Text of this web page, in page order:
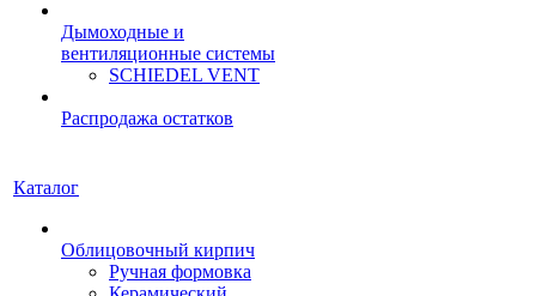
Дымоходные и
вентиляционные системы
SCHIEDEL VENT
Распродажа остатков
Каталог
Облицовочный кирпич
Ручная формовка